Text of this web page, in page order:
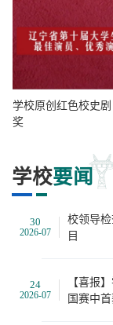
学校原创红色校史
奖
学校要闻
30
2026-07
校领导
目
24
2026-07
【喜报
国赛中